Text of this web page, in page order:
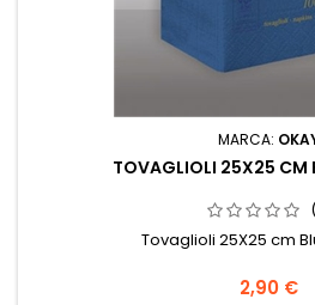
MARCA:
TOVAGLIOLI 25X25 CM
Tovaglioli 25X25 cm
Prezzo
2,90 €